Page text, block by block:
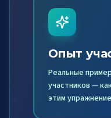
Опыт
Реальные
участников —
этим